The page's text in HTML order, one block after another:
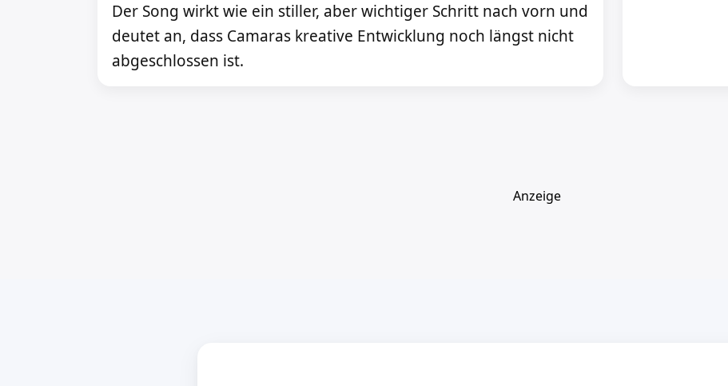
Der Song wirkt wie ein stiller, aber wichtiger Schritt nach vorn und
deutet an, dass Camaras kreative Entwicklung noch längst nicht
abgeschlossen ist.
Anzeige